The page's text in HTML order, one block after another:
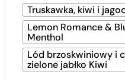
Truskawka, kiwi i
Lemon Romance &
Menthol
Lód brzoskwiniowy i
zielone jabłko Kiwi